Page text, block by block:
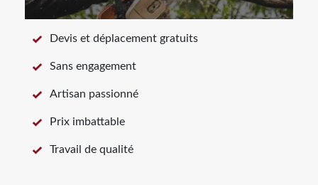
Devis et déplacement gratuits
Sans engagement
Artisan passionné
Prix imbattable
Travail de qualité